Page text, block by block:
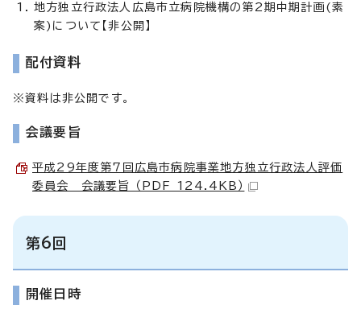
地方独立行政法人広島市立病院機構の第2期中期計画(素
案)について【非公開】
配付資料
※資料は非公開です。
会議要旨
平成29年度第7回広島市病院事業地方独立行政法人評価
委員会 会議要旨 （PDF 124.4KB）
第6回
開催日時